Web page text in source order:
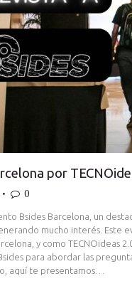
por
0
Bsides Barcelona, un
mucho interés. Este
y como TECNOideas
para abordar las
aquí te presentamos…